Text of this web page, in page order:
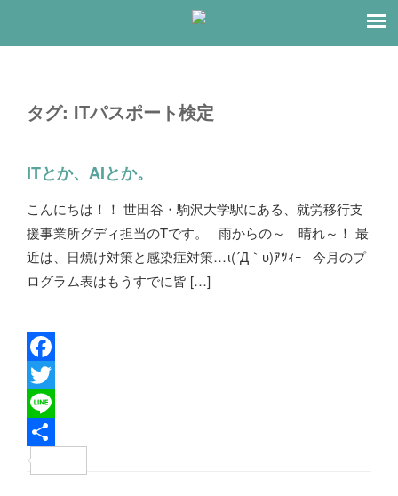
タグ: ITパスポート検定
ITとか、AIとか。
こんにちは！！ 世田谷・駒沢大学駅にある、就労移行支
援事業所グディ担当のTです。 雨からの～ 晴れ～！ 最
近は、日焼け対策と感染症対策…ι(´Д｀υ)ｱﾂｨｰ 今月のプ
ログラム表はもうすでに皆 […]
F
a
c
e
T
w
i
L
i